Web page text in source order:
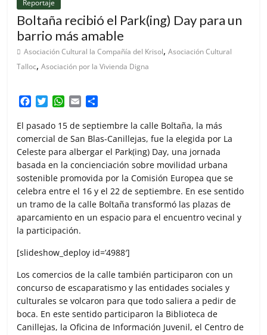
Reportaje
Boltaña recibió el Park(ing) Day para un
barrio más amable
Asociación Cultural la Compañía del Krisol,Asociación Cultural
Talloc,Asociación por la Vivienda Digna
c
e
b
o
o
k
i
t
t
e
r
W
a
t
s
A
p
p
a
i
l
m
p
a
r
t
i
r
El pasado 15 de septiembre la calle Boltaña, la más
comercial de San Blas-Canillejas, fue la elegida por La
Celeste para albergar el Park(ing) Day, una jornada
basada en la concienciación sobre movilidad urbana
sostenible promovida por la Comisión Europea que se
celebra entre el 16 y el 22 de septiembre. En ese sentido
un tramo de la calle Boltaña transformó las plazas de
aparcamiento en un espacio para el encuentro vecinal y
la participación.
[slideshow_deploy id=’4988′]
Los comercios de la calle también participaron con un
concurso de escaparatismo y las entidades sociales y
culturales se volcaron para que todo saliera a pedir de
boca. En este sentido participaron la Biblioteca de
Canillejas, la Oficina de Información Juvenil, el Centro de